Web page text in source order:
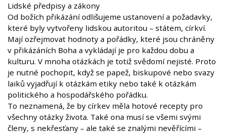
Lidské předpisy a zákony
Od božích přikázání odlišujeme ustanovení a požadavky,
které byly vytvořeny lidskou autoritou – státem, církví.
Mají ozřejmovat hodnoty a pořádky, které jsou chráněny
v přikázáních Boha a vykládají je pro každou dobu a
kulturu. V mnoha otázkách je totiž svědomí nejisté. Proto
je nutné pochopit, když se papež, biskupové nebo svazy
laiků vyjadřují k otázkám etiky nebo také k otázkám
politického a hospodářského pořádku.
To neznamená, že by církev měla hotové recepty pro
všechny otázky života. Také ona musí se všemi svými
členy, s nekřesťany – ale také se znalými nevěřícími –